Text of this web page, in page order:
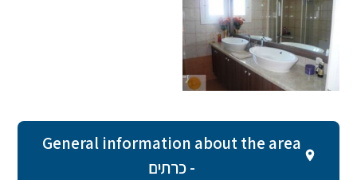
General information about the area
- כרתים